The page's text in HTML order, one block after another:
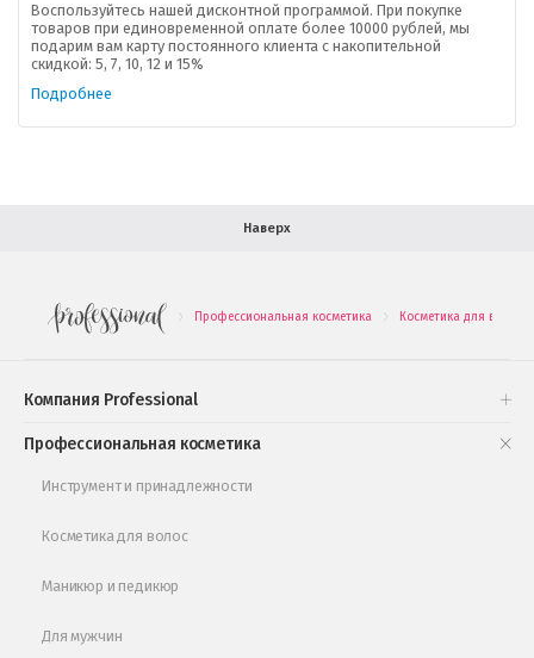
Воспользуйтесь нашей дисконтной программой. При покупке
товаров при единовременной оплате более 10000 рублей, мы
подарим вам карту постоянного клиента с накопительной
скидкой: 5, 7, 10, 12 и 15%
Подробнее
Наверх
. Профессиональная косметика . Косметика для волос
Компания Professional
В помощь покупателю
Форма обратной связи
Профессиональная косметика
Инструмент и принадлежности
Косметика для волос
Маникюр и педикюр
Для мужчин
Подарочные наборы
Обучающее видео